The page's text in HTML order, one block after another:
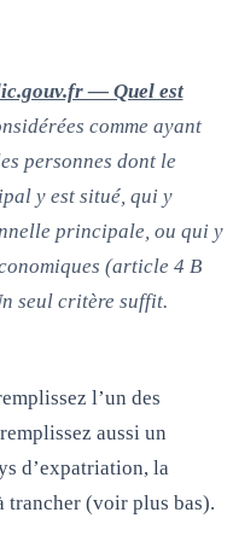
— Quel est
comme ayant
personnes dont le
y est situé, qui y
principale, ou qui y
(article 4 B
seul critère suffit.
l’un des
aussi un
d’expatriation, la
trancher (voir plus bas).